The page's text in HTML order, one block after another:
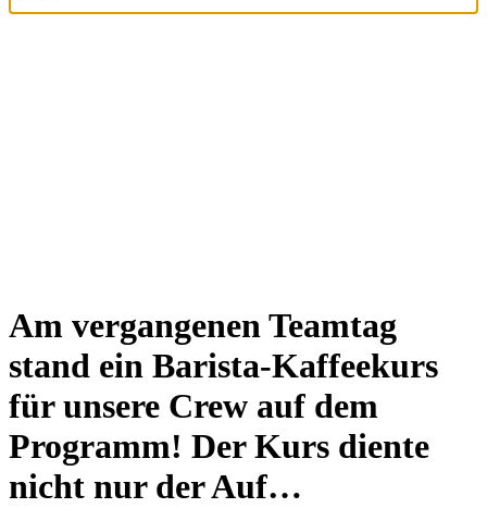
Am vergangenen Teamtag
stand ein Barista-Kaffeekurs
für unsere Crew auf dem
Programm! Der Kurs diente
nicht nur der Auf…